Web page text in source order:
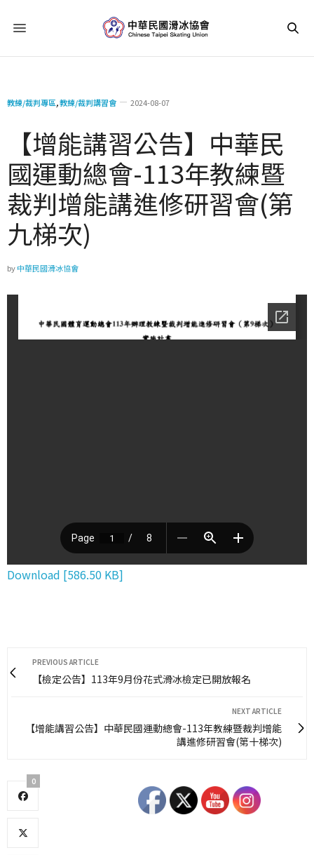
教練/裁判專區,教練/裁判講習會 2024-08-07
【增能講習公告】中華民
國運動總會-113年教練暨
裁判增能講進修研習會(第
九梯次)
by中華民國滑冰協會
Download [586.50 KB]
PREVIOUS ARTICLE
【檢定公告】113年9月份花式滑冰檢定已開放報名
NEXT ARTICLE
【增能講習公告】中華民國運動總會-113年教練暨裁判增能
講進修研習會(第十梯次)
0